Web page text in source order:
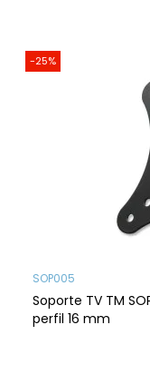
-25%
SOP005
Soporte TV TM
perfil 16 mm